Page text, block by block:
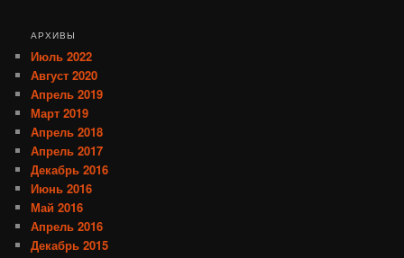
АРХИВЫ
Июль 2022
Август 2020
Апрель 2019
Март 2019
Апрель 2018
Апрель 2017
Декабрь 2016
Июнь 2016
Май 2016
Апрель 2016
Декабрь 2015